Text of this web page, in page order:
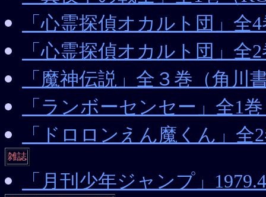
「心霊探偵オカルト団」全
「心霊探偵オカルト団」全
「魔神伝説」全３巻（角川
「ランボーセンセー」全1
「ドロロンえん魔くん」全
雑誌
「月刊少年ジャンプ」